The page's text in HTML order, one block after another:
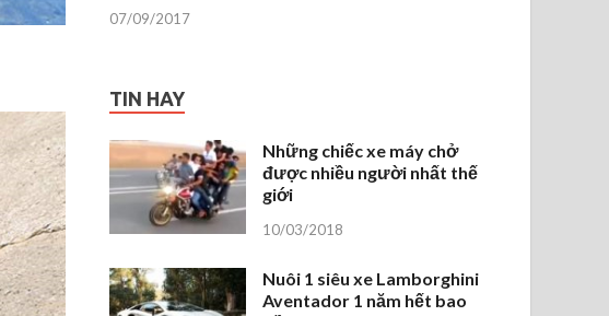
07/09/2017
TIN HAY
Những chiếc xe máy chở
được nhiều người nhất thế
giới
10/03/2018
Nuôi 1 siêu xe Lamborghini
Aventador 1 năm hết bao